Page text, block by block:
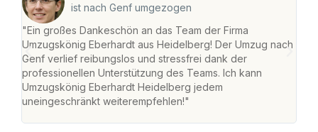
ist nach Genf umgezogen
"Ein großes Dankeschön an das Team der Firma
Umzugskönig Eberhardt aus Heidelberg! Der Umzug nach
Genf verlief reibungslos und stressfrei dank der
professionellen Unterstützung des Teams. Ich kann
Umzugskönig Eberhardt Heidelberg jedem
uneingeschränkt weiterempfehlen!"